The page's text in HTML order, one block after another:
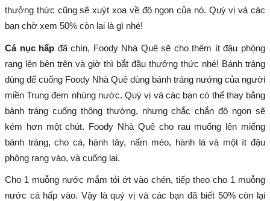
thưởng thức cũng sẽ xuýt xoa về độ ngon của nó. Quý vị và các
bạn chờ xem 50% còn lại là gì nhé!
Cá nục hấp đã chín, Foody Nhà Quê sẽ cho thêm ít đậu phộng
rang lên bên trên và giờ thì bắt đầu thưởng thức nhé! Bánh tráng
dùng để cuống Foody Nhà Quê dùng bánh tráng nướng của người
miền Trung đem nhúng nước. Quý vị và các bạn có thể thay bằng
bánh tráng cuống thông thường, nhưng chắc chắn độ ngon sẽ
kém hơn một chút. Foody Nhà Quê cho rau muống lên miếng
bánh tráng, cho cá, hành tây, nấm mèo, hành lá và một ít đậu
phộng rang vào, và cuống lại.
Cho 1 muỗng nước mắm tỏi ớt vào chén, tiếp theo cho 1 muỗng
nước cá hấp vào. Vậy là quý vị và các bạn đã biết 50% còn lại